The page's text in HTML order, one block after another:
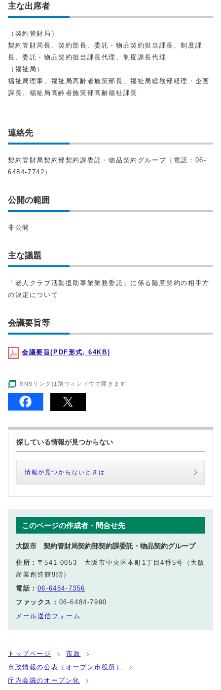
主な出席者
（契約管財局）
契約管財局長、契約部長、委託・物品契約担当課長、制度課
長、委託・物品契約担当課長代理、制度課長代理
（福祉局）
福祉局理事、福祉局高齢者施策部長、福祉局総務部経理・企画
課長、福祉局高齢者施策部高齢福祉課長
連絡先
契約管財局契約部契約課委託・物品契約グループ（電話：06-
6484-7742）
公開の範囲
非公開
主な議題
「老人クラブ活動援助事業業務委託」に係る随意契約の相手方
の決定について
会議要旨等
会議要旨(PDF形式, 64KB)
SNSリンクは別ウィンドウで開きます
探している情報が見つからない
情報が見つからないときは
このページの作成者・問合せ先
大阪市 契約管財局契約部契約課委託・物品契約グループ
住所： 〒541-0053 大阪市中央区本町1丁目4番5号（大阪
産業創造館9階）
電話： 06-6484-7356
ファックス： 06-6484-7990
メール送信フォーム
トップページ
市政
市政情報の公表（オープン市役所）
庁内会議のオープン化